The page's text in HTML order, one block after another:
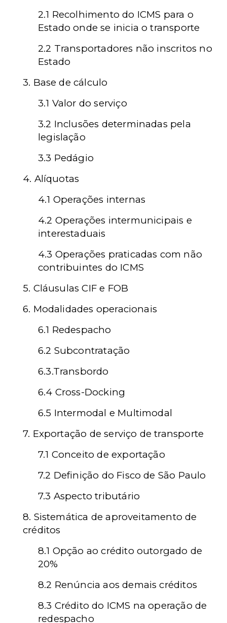
2.1 Recolhimento do ICMS para o
Estado onde se inicia o transporte
2.2 Transportadores não inscritos no
Estado
3. Base de cálculo
3.1 Valor do serviço
3.2 Inclusões determinadas pela
legislação
3.3 Pedágio
4. Alíquotas
4.1 Operações internas
4.2 Operações intermunicipais e
interestaduais
4.3 Operações praticadas com não
contribuintes do ICMS
5. Cláusulas CIF e FOB
6. Modalidades operacionais
6.1 Redespacho
6.2 Subcontratação
6.3.Transbordo
6.4 Cross-Docking
6.5 Intermodal e Multimodal
7. Exportação de serviço de transporte
7.1 Conceito de exportação
7.2 Definição do Fisco de São Paulo
7.3 Aspecto tributário
8. Sistemática de aproveitamento de
créditos
8.1 Opção ao crédito outorgado de
20%
8.2 Renúncia aos demais créditos
8.3 Crédito do ICMS na operação de
redespacho